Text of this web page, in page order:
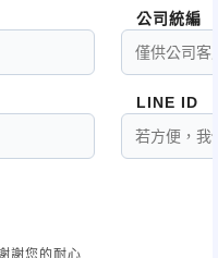
號蓮花   10cm×17cm5-
工、冷將陶
公司統編
LINE ID
謝您的耐心